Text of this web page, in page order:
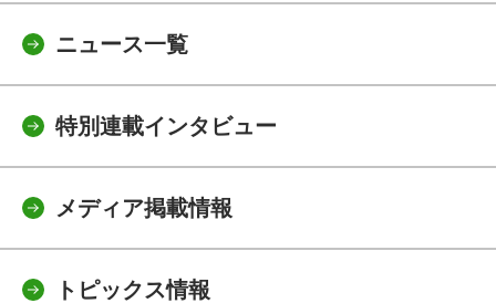
ニュース一覧
特別連載インタビュー
メディア掲載情報
トピックス情報